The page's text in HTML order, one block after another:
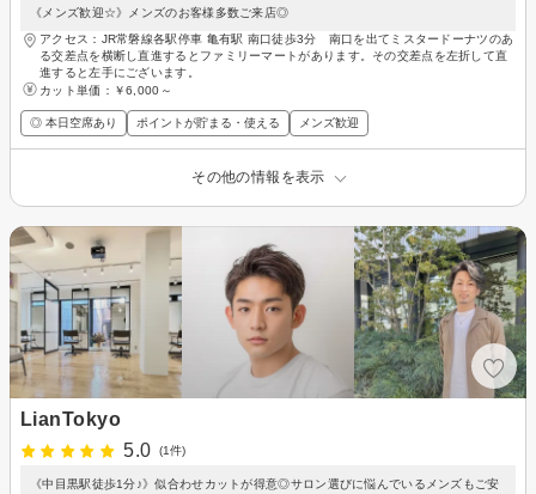
《メンズ歓迎☆》メンズのお客様多数ご来店◎
アクセス：JR常磐線各駅停車 亀有駅 南口徒歩3分 南口を出てミスタードーナツのあ
る交差点を横断し直進するとファミリーマートがあります。その交差点を左折して直
進すると左手にございます。
カット単価： ￥6,000～
◎ 本日空席あり ポイントが貯まる・使える メンズ歓迎
その他の情報を表示
LianTokyo
5.0
(1件)
《中目黒駅徒歩1分♪》似合わせカットが得意◎サロン選びに悩んでいるメンズもご安